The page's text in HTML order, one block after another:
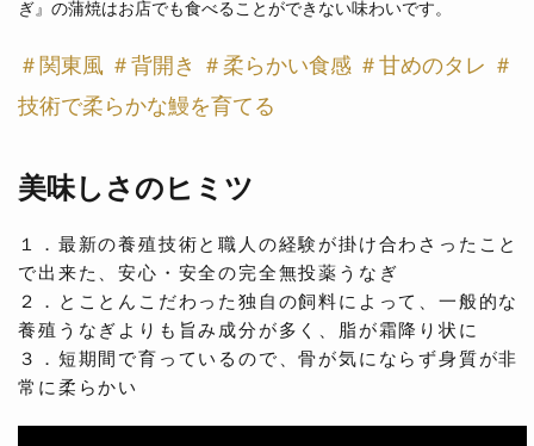
ぎ』の蒲焼はお店でも食べることができない味わいです。
＃関東風 ＃背開き ＃柔らかい食感 ＃甘めのタレ ＃
技術で柔らかな鰻を育てる
美味しさのヒミツ
１．最新の養殖技術と職人の経験が掛け合わさったこと
で出来た、安心・安全の完全無投薬うなぎ
２．とことんこだわった独自の飼料によって、一般的な
養殖うなぎよりも旨み成分が多く、脂が霜降り状に
３．短期間で育っているので、骨が気にならず身質が非
常に柔らかい